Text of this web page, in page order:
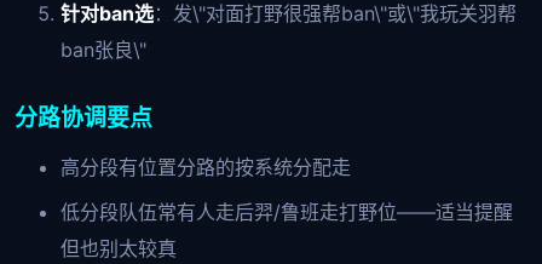
针对ban选：发\"对面打野很强帮ban\"或\"我玩关羽帮
ban张良\"
分路协调要点
高分段有位置分路的按系统分配走
低分段队伍常有人走后羿/鲁班走打野位——适当提醒
但也别太较真